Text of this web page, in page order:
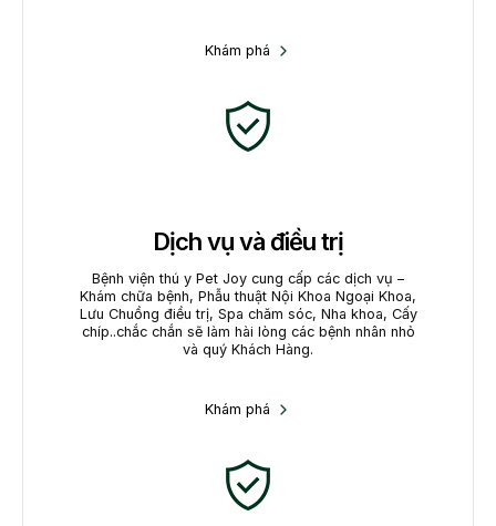
HOSPITAL
Khám phá
Dịch vụ và điều trị
Bệnh viện thú y Pet Joy cung cấp các dịch vụ –
Khám chữa bệnh, Phẫu thuật Nội Khoa Ngoại Khoa,
Lưu Chuồng điều trị, Spa chăm sóc, Nha khoa, Cấy
chíp..chắc chắn sẽ làm hài lòng các bệnh nhân nhỏ
và quý Khách Hàng.
Khám phá